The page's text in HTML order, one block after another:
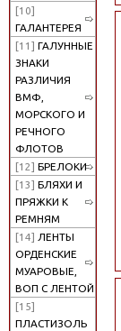
[10]
ГАЛАНТЕРЕЯ
[11] ГАЛУННЫЕ
ЗНАКИ
РАЗЛИЧИЯ
ВМФ,
МОРСКОГО И
РЕЧНОГО
ФЛОТОВ
[12] БРЕЛОКИ
[13] БЛЯХИ И
ПРЯЖКИ К
РЕМНЯМ
[14] ЛЕНТЫ
ОРДЕНСКИЕ
МУАРОВЫЕ,
ВОП С ЛЕНТОЙ
[15]
ПЛАСТИЗОЛЬ